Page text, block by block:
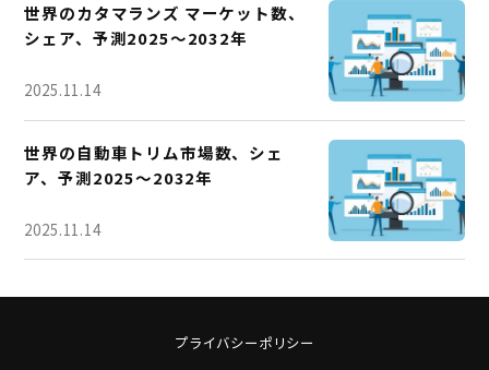
世界のカタマランズ マーケット数、
シェア、予測2025～2032年
2025.11.14
世界の自動車トリム市場数、シェ
ア、予測2025～2032年
2025.11.14
プライバシーポリシー